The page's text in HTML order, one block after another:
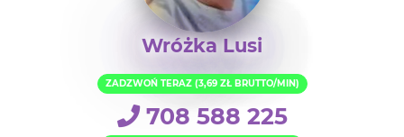
Wróżka Lusi
ZADZWOŃ TERAZ (3,69 ZŁ BRUTTO/MIN)
708 588 225